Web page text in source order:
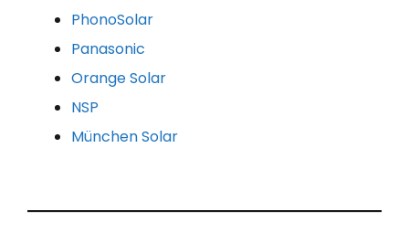
PhonoSolar
Panasonic
Orange Solar
NSP
München Solar